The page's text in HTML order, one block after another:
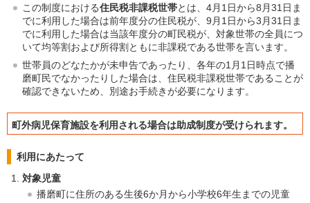
この制度における住民税非課税世帯とは、4月1日から8月31日ま
でに利用した場合は前年度分の住民税が、9月1日から3月31日ま
でに利用した場合は当該年度分の町民税が、対象世帯の全員につ
いて均等割および所得割ともに非課税である世帯を言います。
世帯員のどなたかが未申告であったり、各年の1月1日時点で播
磨町民でなかったりした場合は、住民税非課税世帯であることが
確認できないため、別途お手続きが必要になります。
町外病児保育施設を利用される場合は助成制度が受けられます。
利用にあたって
対象児童
播磨町に住所のある生後6か月から小学校6年生までの児童